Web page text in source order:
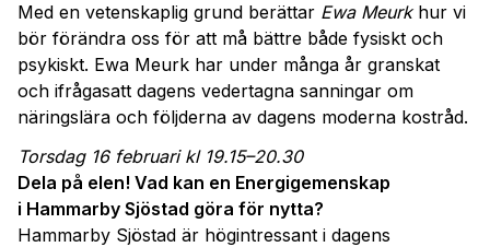
Med en vetenskaplig grund berättar Ewa Meurkhur vi
bör förändra oss för att må bättre både fysiskt och
psykiskt. Ewa Meurk har under många år granskat
och ifrågasatt dagens vedertagna sanningar om
näringslära och följderna av dagens moderna kostråd.
Torsdag 16 februari kl 19.15–20.30
Dela på elen! Vad kan en Energigemenskap
i Hammarby Sjöstad göra för nytta?
Hammarby Sjöstad är högintressant i dagens